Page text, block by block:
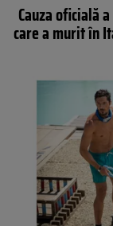
Cauza oficială
care a murit în